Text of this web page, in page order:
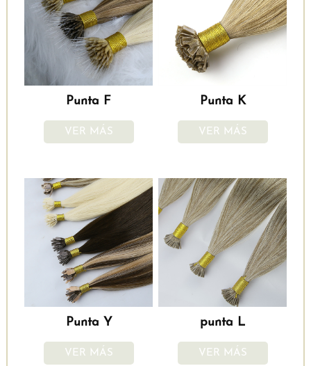
Punta F
VER MÁS
Punta K
VER MÁS
Punta Y
VER MÁS
punta L
VER MÁS